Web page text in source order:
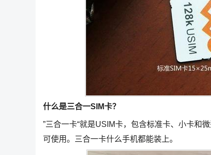
什么是三合一SIM卡？
”三合一卡“就是USIM卡，包含标准卡、小卡和
可使用。三合一卡什么手机都能装上。